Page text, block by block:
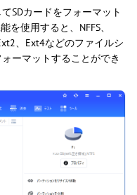
SDカードをフォーマット
使用すると、NFFS、
、Ext4などのファイルシ
ーマットすることができ